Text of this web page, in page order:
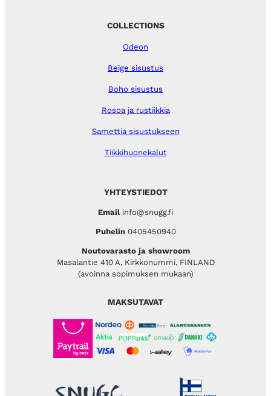
YHTEYSTIEDOT
Emailinfo@snugg.fi
Puhelin 0405450940
Noutovarasto ja showroom
Masalantie 410 A, Kirkkonummi, FINLAND
(avoinna sopimuksen mukaan)
COLLECTIONS
Odeon
Beige sisustus
Boho sisustus
Rosoa ja rustiikkia
Samettia sisustukseen
Tiikkihuonekalut
MAKSUTAVAT